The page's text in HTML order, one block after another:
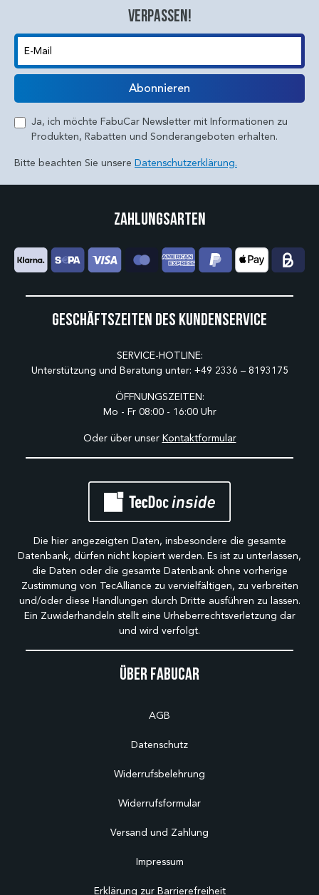
verpassen!
E-Mail
Abonnieren
Ja, ich möchte FabuCar Newsletter mit Informationen zu
Produkten, Rabatten und Sonderangeboten erhalten.
Bitte beachten Sie unsere Datenschutzerklärung.
Über Fabucar
AGB
Datenschutz
Widerrufsbelehrung
Widerrufsformular
Versand und Zahlung
Impressum
Erklärung zur Barrierefreiheit
Geschäftszeiten des Kundenservice
SERVICE-HOTLINE:
Unterstützung und Beratung unter: +49 2336 – 8193175
ÖFFNUNGSZEITEN:
Mo - Fr 08:00 - 16:00 Uhr
Oder über unser Kontaktformular
Zahlungsarten
Die hier angezeigten Daten, insbesondere die gesamte
Datenbank, dürfen nicht kopiert werden. Es ist zu unterlassen,
die Daten oder die gesamte Datenbank ohne vorherige
Zustimmung von TecAlliance zu vervielfältigen, zu verbreiten
und/oder diese Handlungen durch Dritte ausführen zu lassen.
Ein Zuwiderhandeln stellt eine Urheberrechtsverletzung dar
und wird verfolgt.